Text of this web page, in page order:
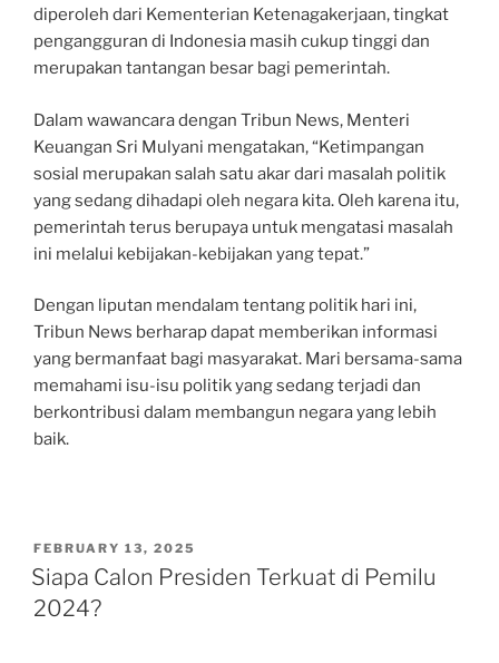
diperoleh dari Kementerian Ketenagakerjaan, tingkat
pengangguran di Indonesia masih cukup tinggi dan
merupakan tantangan besar bagi pemerintah.
Dalam wawancara dengan Tribun News, Menteri
Keuangan Sri Mulyani mengatakan, “Ketimpangan
sosial merupakan salah satu akar dari masalah politik
yang sedang dihadapi oleh negara kita. Oleh karena itu,
pemerintah terus berupaya untuk mengatasi masalah
ini melalui kebijakan-kebijakan yang tepat.”
Dengan liputan mendalam tentang politik hari ini,
Tribun News berharap dapat memberikan informasi
yang bermanfaat bagi masyarakat. Mari bersama-sama
memahami isu-isu politik yang sedang terjadi dan
berkontribusi dalam membangun negara yang lebih
baik.
POSTED
ON
FEBRUARY 13, 2025
Siapa Calon Presiden Terkuat di Pemilu
2024?